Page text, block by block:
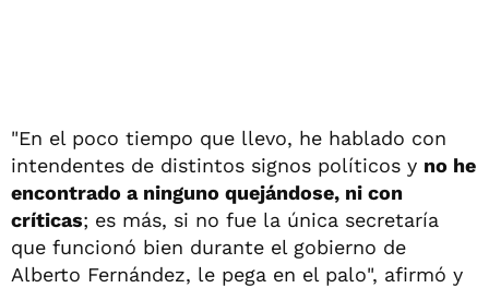
"En el poco tiempo que llevo, he hablado con
intendentes de distintos signos políticos y no he
encontrado a ninguno quejándose, ni con
críticas; es más, si no fue la única secretaría
que funcionó bien durante el gobierno de
Alberto Fernández, le pega en el palo", afirmó y